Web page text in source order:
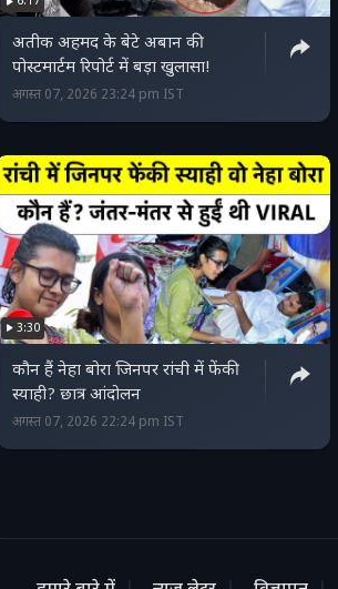
अतीक अहमद के बेटे अबान की
पोस्टमार्टम रिपोर्ट में बड़ा खुलासा!
अगस्त 07, 2026 23:24 pm IST
3:30
कौन हैं नेहा बोरा जिनपर रांची में फेंकी
स्याही? छात्र आंदोलन
अगस्त 07, 2026 22:24 pm IST